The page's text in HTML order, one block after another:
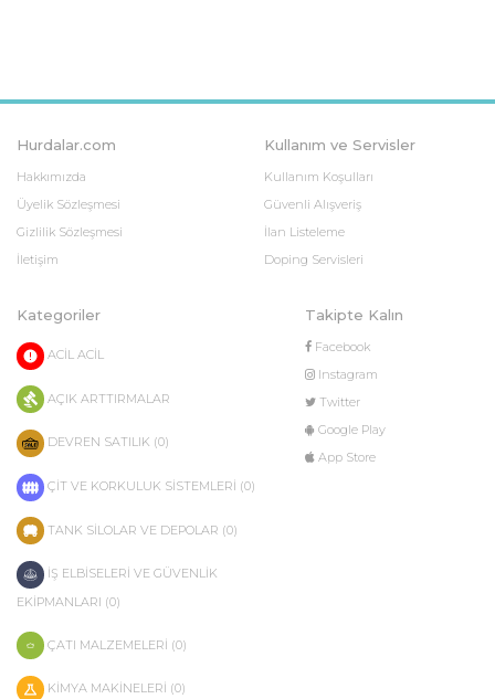
Hurdalar.com
Hakkımızda
Üyelik Sözleşmesi
Gizlilik Sözleşmesi
İletişim
Kullanım ve Servisler
Kullanım Koşulları
Güvenli Alışveriş
İlan Listeleme
Doping Servisleri
Kategoriler
ACİL ACİL
AÇIK ARTTIRMALAR
DEVREN SATILIK (0)
ÇİT VE KORKULUK SİSTEMLERİ (0)
TANK SİLOLAR VE DEPOLAR (0)
İŞ ELBİSELERİ VE GÜVENLİK
EKİPMANLARI (0)
ÇATI MALZEMELERİ (0)
KİMYA MAKİNELERİ (0)
Takipte Kalın
Facebook
Instagram
Twitter
Google Play
App Store